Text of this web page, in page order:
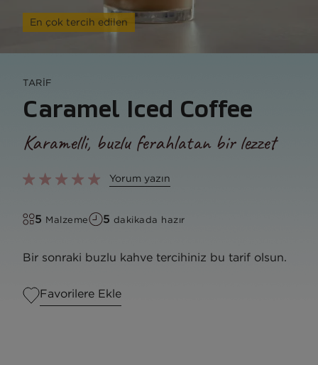
TARİF
Caramel Iced Coffee
Karamelli, buzlu ferahlatan bir lezzet
Yorum yazın
5 Malzeme 5 dakikada hazır
Bir sonraki buzlu kahve tercihiniz bu tarif olsun.
Favorilere Ekle
En çok tercih edilen